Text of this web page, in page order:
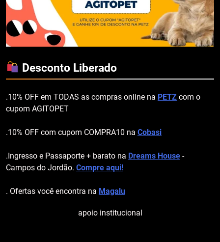
Desconto Liberado
.10% OFF em TODAS as compras online na PETZ com o
cupom AGITOPET
.10% OFF com cupom COMPRA10 na Cobasi
.Ingresso e Passaporte + barato na Dreams House -
Campos do Jordão. Compre aqui!
. Ofertas você encontra na Magalu
apoio institucional